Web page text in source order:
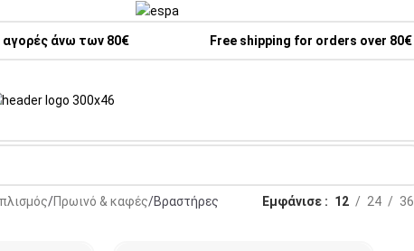
άνω των 80€ Free shipping for orders over 80€
Πρωινό & καφές Βραστήρες Εμφάνισε 12 24 36